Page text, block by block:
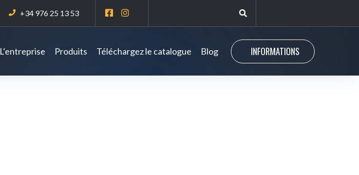
+34 976 25 13 53
L’entreprise Produits Téléchargez le catalogue Blog INFORMATIONS